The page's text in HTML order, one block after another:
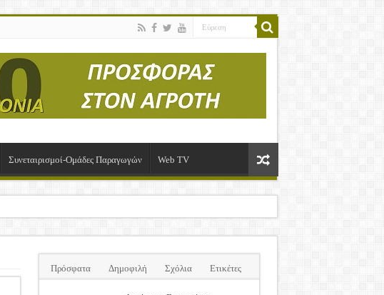
Συνεταιρισμοί-Ομάδες Παραγωγών Web TV
Πρόσφατα Δημοφιλή Σχόλια Ετικέτες